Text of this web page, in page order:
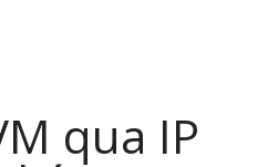
qua IP